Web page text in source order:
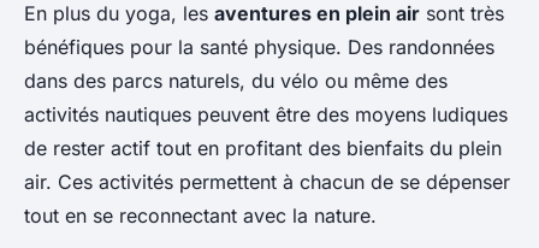
En plus du yoga, les aventures en plein air sont très
bénéfiques pour la santé physique. Des randonnées
dans des parcs naturels, du vélo ou même des
activités nautiques peuvent être des moyens ludiques
de rester actif tout en profitant des bienfaits du plein
air. Ces activités permettent à chacun de se dépenser
tout en se reconnectant avec la nature.